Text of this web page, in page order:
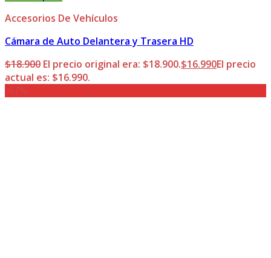
Accesorios De Vehículos
Cámara de Auto Delantera y Trasera HD
$18.900 El precio original era: $18.900.$16.990El precio
actual es: $16.990.